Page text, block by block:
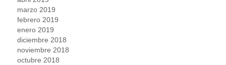
marzo 2019
febrero 2019
enero 2019
diciembre 2018
noviembre 2018
octubre 2018